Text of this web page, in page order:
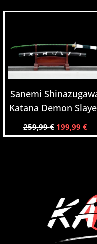
Sanemi
Katana Demon
259,99€ 199,99 €